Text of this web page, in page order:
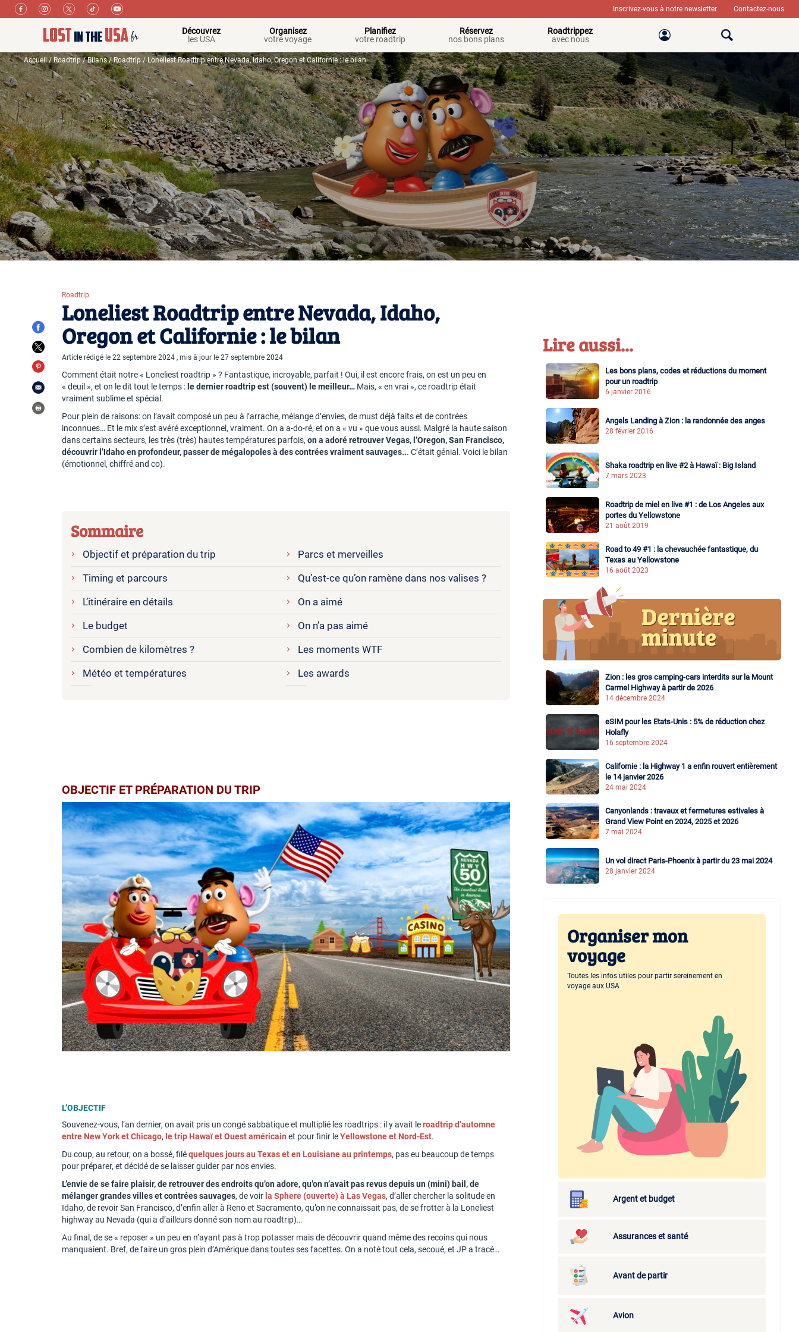
Inscrivez-vous à notre newsletter Contactez-nous
Découvrez
les USA
Organisez
votre voyage
Planifiez
votre roadtrip
Réservez
nos bons plans
Roadtrippez
avec nous
Accueil/Roadtrip/Bilans/Roadtrip/ Loneliest Roadtrip entre Nevada, Idaho, Oregon et Californie : le bilan
Roadtrip
Loneliest Roadtrip entre Nevada, Idaho,
Oregon et Californie : le bilan
Article rédigé le 22 septembre 2024 , mis à jour le 27 septembre 2024
Comment était notre « Loneliest roadtrip » ? Fantastique, incroyable, parfait ! Oui, il est encore frais, on est un peu en
« deuil », et on le dit tout le temps : le dernier roadtrip est (souvent) le meilleur… Mais, « en vrai », ce roadtrip était
vraiment sublime et spécial.
Pour plein de raisons: on l’avait composé un peu à l’arrache, mélange d’envies, de must déjà faits et de contrées
inconnues… Et le mix s’est avéré exceptionnel, vraiment. On a a-do-ré, et on a « vu » que vous aussi. Malgré la haute saison
dans certains secteurs, les très (très) hautes températures parfois,on a adoré retrouver Vegas, l’Oregon, San Francisco,
découvrir l’Idaho en profondeur, passer de mégalopoles à des contrées vraiment sauvages... C’était génial. Voici le bilan
(émotionnel, chiffré and co).
Sommaire
Objectif et préparation du trip
Timing et parcours
L’itinéraire en détails
Le budget
Combien de kilomètres ?
Météo et températures
Parcs et merveilles
Qu’est-ce qu’on ramène dans nos valises ?
On a aimé
On n’a pas aimé
Les moments WTF
Les awards
OBJECTIF ET PRÉPARATION DU TRIP
L’OBJECTIF
Souvenez-vous, l’an dernier, on avait pris un congé sabbatique et multiplié les roadtrips : il y avait leroadtrip d’automne
entre New York et Chicago,le trip Hawaï et Ouest américain et pour finir leYellowstone et Nord-Est.
Du coup, au retour, on a bossé, filéquelques jours au Texas et en Louisiane au printemps, pas eu beaucoup de temps
pour préparer, et décidé de se laisser guider par nos envies.
L’envie de se faire plaisir, de retrouver des endroits qu’on adore, qu’on n’avait pas revus depuis un (mini) bail, de
mélanger grandes villes et contrées sauvages, de voirla Sphere (ouverte) à Las Vegas, d’aller chercher la solitude en
Idaho, de revoir San Francisco, d’enfin aller à Reno et Sacramento, qu’on ne connaissait pas, de se frotter à la Loneliest
highway au Nevada (qui a d’ailleurs donné son nom au roadtrip)…
Au final, de se « reposer » un peu en n’ayant pas à trop potasser mais de découvrir quand même des recoins qui nous
manquaient. Bref, de faire un gros plein d’Amérique dans toutes ses facettes. On a noté tout cela, secoué, et JP a tracé…
Lire aussi...
Les bons plans, codes et réductions du moment
pour un roadtrip
6 janvier 2016
Angels Landing à Zion : la randonnée des anges
28 février 2016
Shaka roadtrip en live #2 à Hawaï : Big Island
7 mars 2023
Roadtrip de miel en live #1 : de Los Angeles aux
portes du Yellowstone
21 août 2019
Road to 49 #1 : la chevauchée fantastique, du
Texas au Yellowstone
16 août 2023
Zion : les gros camping-cars interdits sur la Mount
Carmel Highway à partir de 2026
14 décembre 2024
eSIM pour les Etats-Unis : 5% de réduction chez
Holafly
16 septembre 2024
Californie : la Highway 1 a enfin rouvert entièrement
le 14 janvier 2026
24 mai 2024
Canyonlands : travaux et fermetures estivales à
Grand View Point en 2024, 2025 et 2026
7 mai 2024
Un vol direct Paris-Phoenix à partir du 23 mai 2024
28 janvier 2024
Organiser mon
voyage
Toutes les infos utiles pour partir sereinement en
voyage aux USA
Argent et budget
Assurances et santé
Avant de partir
Avion